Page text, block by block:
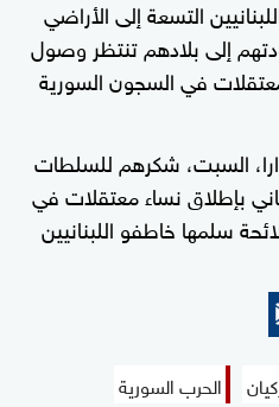
التسعة إلى الأراضي
إلى بلادهم تنتظر وصول
في السجون السورية
السبت، شكرهم للسلطات
بإطلاق نساء معتقلات في
سلمها خاطفو اللبنانيين
الحرب السورية